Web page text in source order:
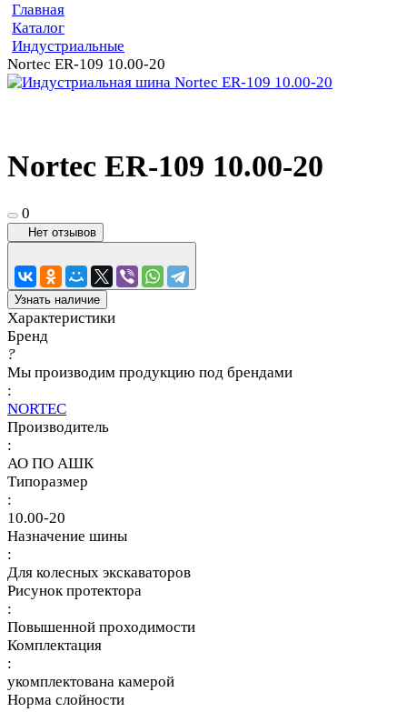
Главная
Каталог
Индустриальные
Nortec ER-109 10.00-20
Nortec ER-109 10.00-20
0
Нет отзывов
Узнать наличие
Характеристики
Бренд
?
Мы производим продукцию под брендами
:
NORTEC
Производитель
:
АО ПО АШК
Типоразмер
:
10.00-20
Назначение шины
:
Для колесных экскаваторов
Рисунок протектора
:
Повышенной проходимости
Комплектация
:
укомплектована камерой
Норма слойности